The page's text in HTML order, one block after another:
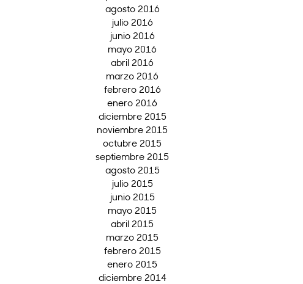
agosto 2016
julio 2016
junio 2016
mayo 2016
abril 2016
marzo 2016
febrero 2016
enero 2016
diciembre 2015
noviembre 2015
octubre 2015
septiembre 2015
agosto 2015
julio 2015
junio 2015
mayo 2015
abril 2015
marzo 2015
febrero 2015
enero 2015
diciembre 2014